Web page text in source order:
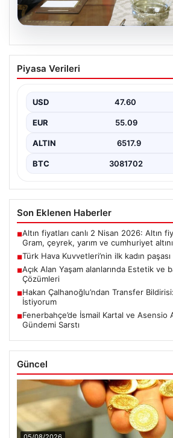
04.08.2026
Türk Hava Kuvvetleri’nin ilk
paşası Özlem Karapınar oldu
Özlem Karapınar İlk Kadın Paşa Oldu”,…
Piyasa Verileri
USD 47.60
EUR 55.09
ALTIN 6517.9
BTC 3081702
Son Eklenen Haberler
■Altın fiyatları canlı 2 Nisan 2026: Altın
Gram, çeyrek, yarım ve cumhuriyet altını
■Türk Hava Kuvvetleri’nin ilk kadın
■Açık Alan Yaşam alanlarında Estetik ve
Çözümleri
■Hakan Çalhanoğlu’ndan Transfer
İstiyorum
■Fenerbahçe’de İsmail Kartal ve Asensio
Gündemi Sarstı
Güncel